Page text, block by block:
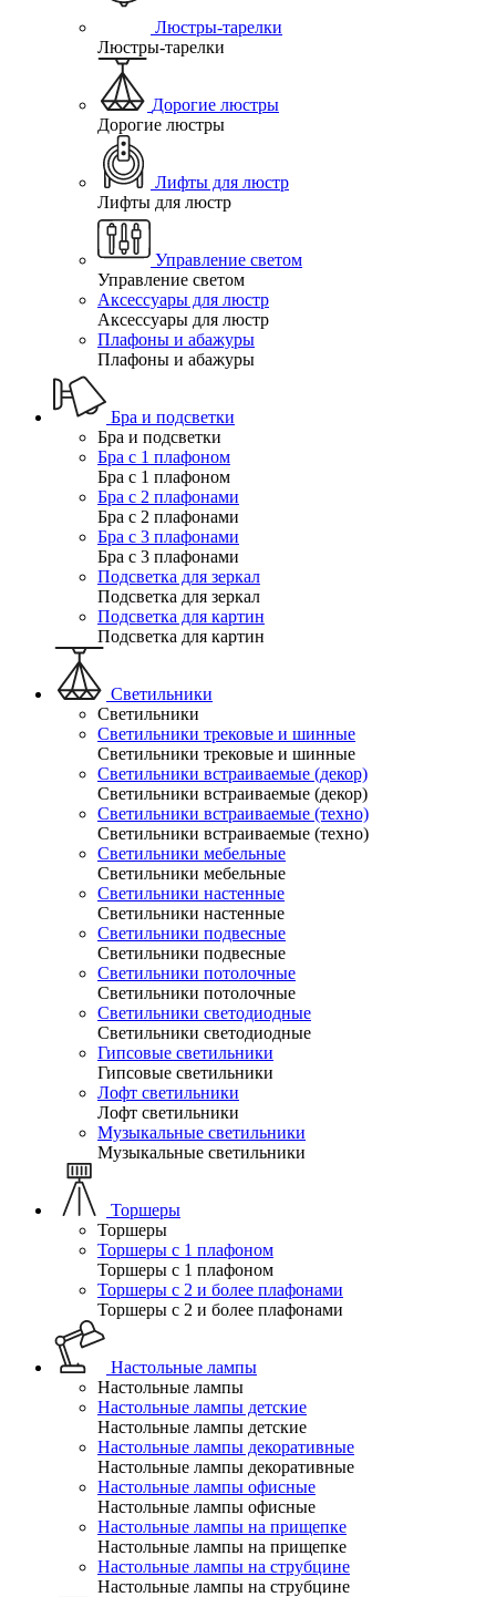
Люстры-тарелки
Люстры-тарелки
Дорогие люстры
Дорогие люстры
Лифты для люстр
Лифты для люстр
Управление светом
Управление светом
Аксессуары для люстр
Аксессуары для люстр
Плафоны и абажуры
Плафоны и абажуры
Бра и подсветки
Бра и подсветки
Бра с 1 плафоном
Бра с 1 плафоном
Бра с 2 плафонами
Бра с 2 плафонами
Бра с 3 плафонами
Бра с 3 плафонами
Подсветка для зеркал
Подсветка для зеркал
Подсветка для картин
Подсветка для картин
Светильники
Светильники
Светильники трековые и шинные
Светильники трековые и шинные
Светильники встраиваемые (декор)
Светильники встраиваемые (декор)
Светильники встраиваемые (техно)
Светильники встраиваемые (техно)
Светильники мебельные
Светильники мебельные
Светильники настенные
Светильники настенные
Светильники подвесные
Светильники подвесные
Светильники потолочные
Светильники потолочные
Светильники светодиодные
Светильники светодиодные
Гипсовые светильники
Гипсовые светильники
Лофт светильники
Лофт светильники
Музыкальные светильники
Музыкальные светильники
Торшеры
Торшеры
Торшеры с 1 плафоном
Торшеры с 1 плафоном
Торшеры с 2 и более плафонами
Торшеры с 2 и более плафонами
Настольные лампы
Настольные лампы
Настольные лампы детские
Настольные лампы детские
Настольные лампы декоративные
Настольные лампы декоративные
Настольные лампы офисные
Настольные лампы офисные
Настольные лампы на прищепке
Настольные лампы на прищепке
Настольные лампы на струбцине
Настольные лампы на струбцине